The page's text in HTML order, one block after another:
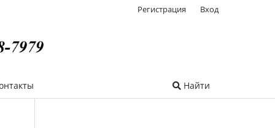
Найти
Регистрация Вход